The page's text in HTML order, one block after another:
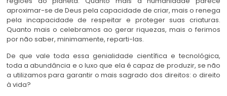
aproximar-se de Deus pela capacidade de criar, mais o renega
pela incapacidade de respeitar e proteger suas criaturas.
Quanto mais o celebramos ao gerar riquezas, mais o ferimos
por não saber, minimamente, reparti-las.
De que vale toda essa genialidade científica e tecnológica,
toda a abundância e o luxo que ela é capaz de produzir, se não
a utilizamos para garantir o mais sagrado dos direitos: o direito
à vida?